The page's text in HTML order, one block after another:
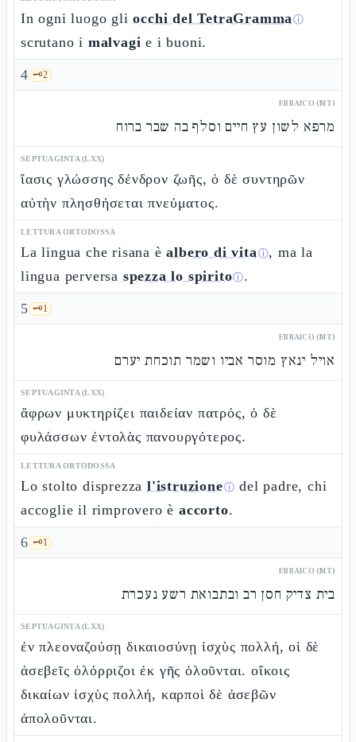
In ogni luogo gliocchi del TetraGrammaⓘ
scrutano i malvagi e i buoni.
4 🗝️2
EBRAICO (MT)
מרפא לשון עץ חיים וסלף בה שבר ברוח
SEPTUAGINTA (LXX)
ἴασις γλώσσης δένδρον ζωῆς, ὁ δὲ συντηρῶν
αὐτὴν πλησθήσεται πνεύματος.
LETTURA ORTODOSSA
La lingua che risana èalbero di vitaⓘ, ma la
lingua perversa spezza lo spiritoⓘ.
5 🗝️1
EBRAICO (MT)
אויל ינאץ מוסר אביו ושמר תוכחת יערם
SEPTUAGINTA (LXX)
ἄφρων μυκτηρίζει παιδείαν πατρός, ὁ δὲ
φυλάσσων ἐντολὰς πανουργότερος.
LETTURA ORTODOSSA
Lo stolto disprezza l'istruzioneⓘ del padre, chi
accoglie il rimprovero èaccorto.
6 🗝️1
EBRAICO (MT)
בית צדיק חסן רב ובתבואת רשע נעכרת
SEPTUAGINTA (LXX)
ἐν πλεοναζούσῃ δικαιοσύνῃ ἰσχὺς πολλή, οἱ δὲ
ἀσεβεῖς ὁλόρριζοι ἐκ γῆς ὀλοῦνται. οἴκοις
δικαίων ἰσχὺς πολλή, καρποὶ δὲ ἀσεβῶν
ἀπολοῦνται.